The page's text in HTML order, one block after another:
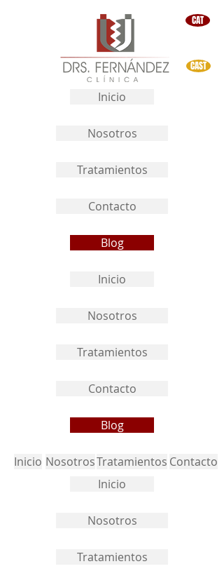
CAT
CAST
Inicio
Nosotros
Tratamientos
Contacto
Blog
Inicio
Nosotros
Tratamientos
Contacto
Blog
Inicio NosotrosTratamientos Contacto
Inicio
Nosotros
Tratamientos